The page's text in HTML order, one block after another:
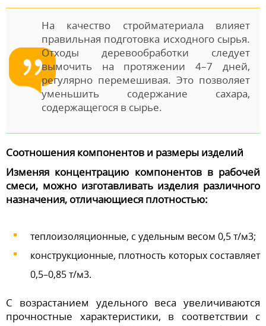
На качество стройматериала влияет
правильная подготовка исходного сырья.
Отходы деревообработки следует
вымочить на протяжении 4–7 дней,
регулярно перемешивая. Это позволяет
уменьшить содержание сахара,
содержащегося в сырье.
Соотношения компонентов и размеры изделий
Изменяя концентрацию компонентов в рабочей
смеси, можно изготавливать изделия различного
назначения, отличающиеся плотностью:
теплоизоляционные, с удельным весом 0,5 т/м3;
конструкционные, плотность которых составляет
0,5–0,85 т/м3.
С возрастанием удельного веса увеличиваются
прочностные характеристики, в соответствии с